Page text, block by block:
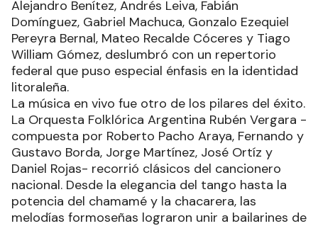
Alejandro Benítez, Andrés Leiva, Fabián
Domínguez, Gabriel Machuca, Gonzalo Ezequiel
Pereyra Bernal, Mateo Recalde Cóceres y Tiago
William Gómez, deslumbró con un repertorio
federal que puso especial énfasis en la identidad
litoraleña.
La música en vivo fue otro de los pilares del éxito.
La Orquesta Folklórica Argentina Rubén Vergara -
compuesta por Roberto Pacho Araya, Fernando y
Gustavo Borda, Jorge Martínez, José Ortíz y
Daniel Rojas- recorrió clásicos del cancionero
nacional. Desde la elegancia del tango hasta la
potencia del chamamé y la chacarera, las
melodías formoseñas lograron unir a bailarines de